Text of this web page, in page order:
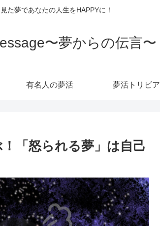
た夢であなたの人生をHAPPYに！
〜夢からの伝言〜
有名人の夢活 夢活トリビア
「怒られる夢」は自己